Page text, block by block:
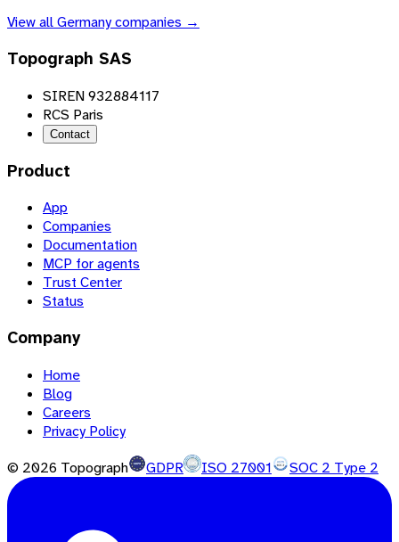
View allGermanycompanies →
Topograph SAS
SIREN 932884117
RCS Paris
Contact
Product
App
Companies
Documentation
MCP for agents
Trust Center
Status
Company
Home
Blog
Careers
Privacy Policy
© 2026 Topograph GDPR ISO 27001 SOC 2 Type 2